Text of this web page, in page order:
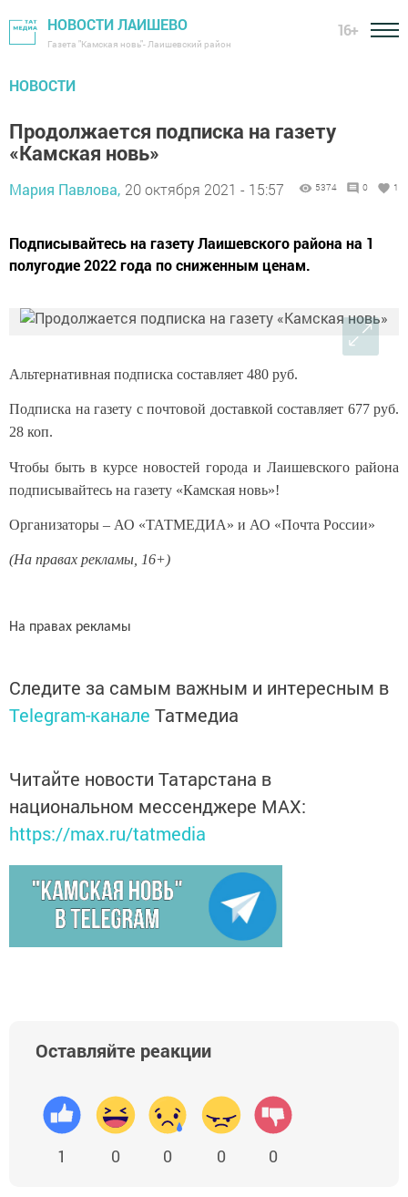
НОВОСТИ ЛАИШЕВО
Газета "Камская новь"- Лаишевский район
16+
НОВОСТИ
Продолжается подписка на газету
«Камская новь»
Мария Павлова, 20 октября 2021 - 15:57 5374 0 1
​​​​​​​Подписывайтесь на газету Лаишевского района на 1
полугодие 2022 года по сниженным ценам.
Альтернативная подписка составляет 480 руб.
Подписка на газету с почтовой доставкой составляет 677 руб.
28 коп.
Чтобы быть в курсе новостей города и Лаишевского района
подписывайтесь на газету «Камская новь»!
Организаторы – АО «ТАТМЕДИА» и АО «Почта России»
(На правах рекламы, 16+)
На правах рекламы
Следите за самым важным и интересным в
Telegram-канале Татмедиа
Читайте новости Татарстана в
национальном мессенджере MАХ:
https://max.ru/tatmedia
Оставляйте реакции
1 0 0 0 0